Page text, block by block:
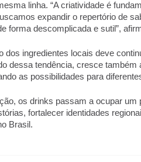
linha. “A criatividade é
expandir o repertório de
forma descomplicada e sutil”,
dos ingredientes locais deve
dessa tendência, cresce também
as possibilidades para
os drinks passam a ocupar um
fortalecer identidades
Brasil.